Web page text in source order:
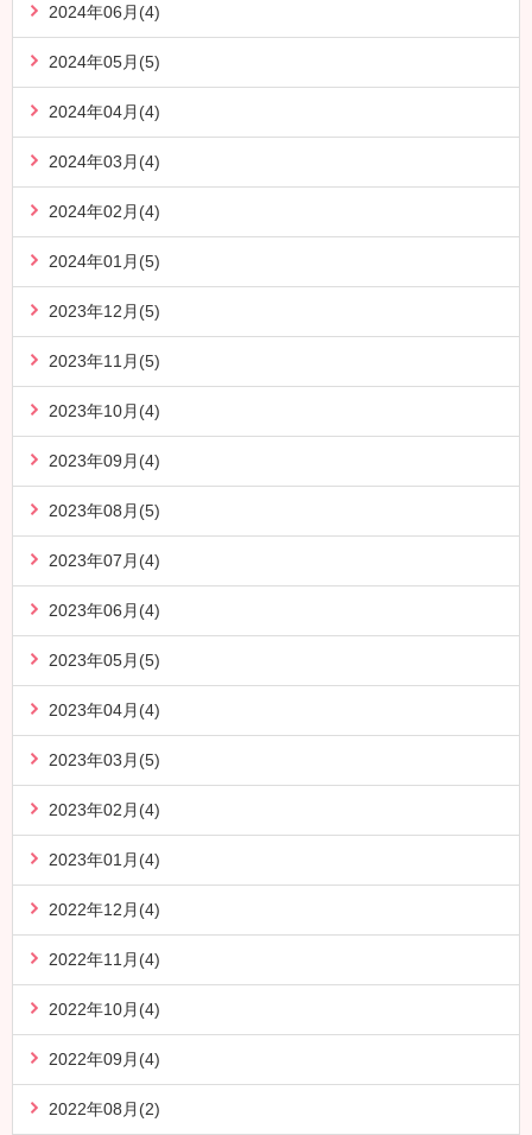
2024年06月(4)
2024年05月(5)
2024年04月(4)
2024年03月(4)
2024年02月(4)
2024年01月(5)
2023年12月(5)
2023年11月(5)
2023年10月(4)
2023年09月(4)
2023年08月(5)
2023年07月(4)
2023年06月(4)
2023年05月(5)
2023年04月(4)
2023年03月(5)
2023年02月(4)
2023年01月(4)
2022年12月(4)
2022年11月(4)
2022年10月(4)
2022年09月(4)
2022年08月(2)